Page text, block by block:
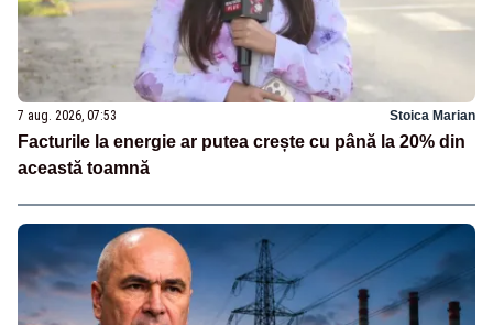
7 aug. 2026, 07:53 Stoica Marian
Facturile la energie ar putea crește cu până la 20% din
această toamnă